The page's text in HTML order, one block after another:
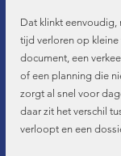
Dat klinkt eenvoudig,
tijd verloren op
document, een
of een planning die
zorgt al snel voor
daar zit het verschil
verloopt en een